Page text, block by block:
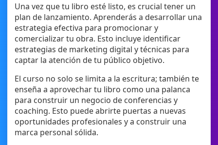
Una vez que tu libro esté listo, es crucial tener un
plan de lanzamiento. Aprenderás a desarrollar una
estrategia efectiva para promocionar y
comercializar tu obra. Esto incluye identificar
estrategias de marketing digital y técnicas para
captar la atención de tu público objetivo.
El curso no solo se limita a la escritura; también te
enseña a aprovechar tu libro como una palanca
para construir un negocio de conferencias y
coaching. Esto puede abrirte puertas a nuevas
oportunidades profesionales y a construir una
marca personal sólida.